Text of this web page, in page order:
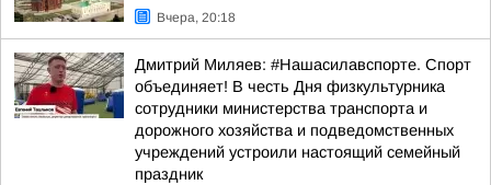
Вчера, 20:18
Дмитрий Миляев: #Нашасилавспорте. Спорт
объединяет! В честь Дня физкультурника
сотрудники министерства транспорта и
дорожного хозяйства и подведомственных
учреждений устроили настоящий семейный
праздник